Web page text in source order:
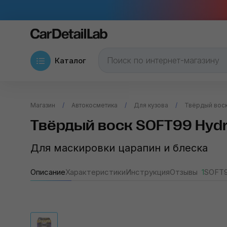
Каталог
Магазин Автокосметика Для кузова Твёрдый
Твёрдый воск SOFT99
Для маскировки царапин и блеска
ОписаниеХарактеристикиИнструкцияОтзывы 1